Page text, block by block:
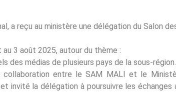
a reçu au ministère une délégation du Salon
3 août 2025, autour du thème :
des médias de plusieurs pays de la sous-région.
entre le SAM MALI et le
invité la délégation à poursuivre les